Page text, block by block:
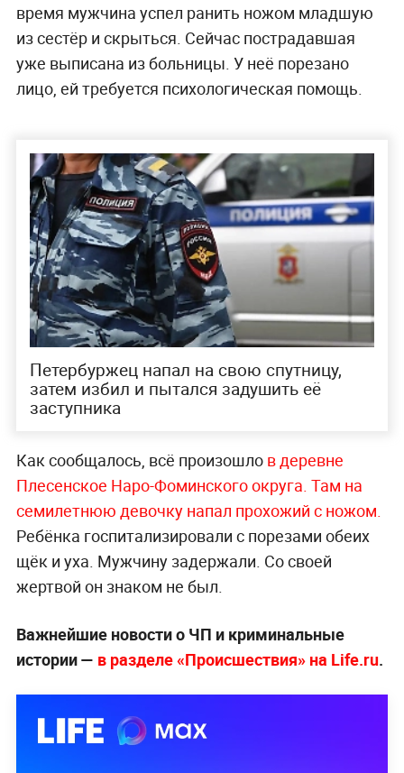
время мужчина успел ранить ножом младшую
из сестёр и скрыться. Сейчас пострадавшая
уже выписана из больницы. У неё порезано
лицо, ей требуется психологическая помощь.
Петербуржец напал на свою спутницу,
затем избил и пытался задушить её
заступника
Как сообщалось, всё произошлов деревне
Плесенское Наро-Фоминского округа. Там на
семилетнюю девочку напал прохожий с ножом.
Ребёнка госпитализировали с порезами обеих
щёк и уха. Мужчину задержали. Со своей
жертвой он знаком не был.
Важнейшие новости о ЧП и криминальные
истории — в разделе «Происшествия» на Life.ru.